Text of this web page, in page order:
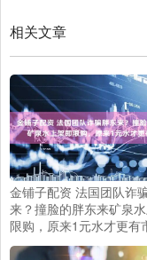
相关文章
金铺子配资 法国团队诈
来？撞脸的胖东来矿泉
限购，原来1元水才更有